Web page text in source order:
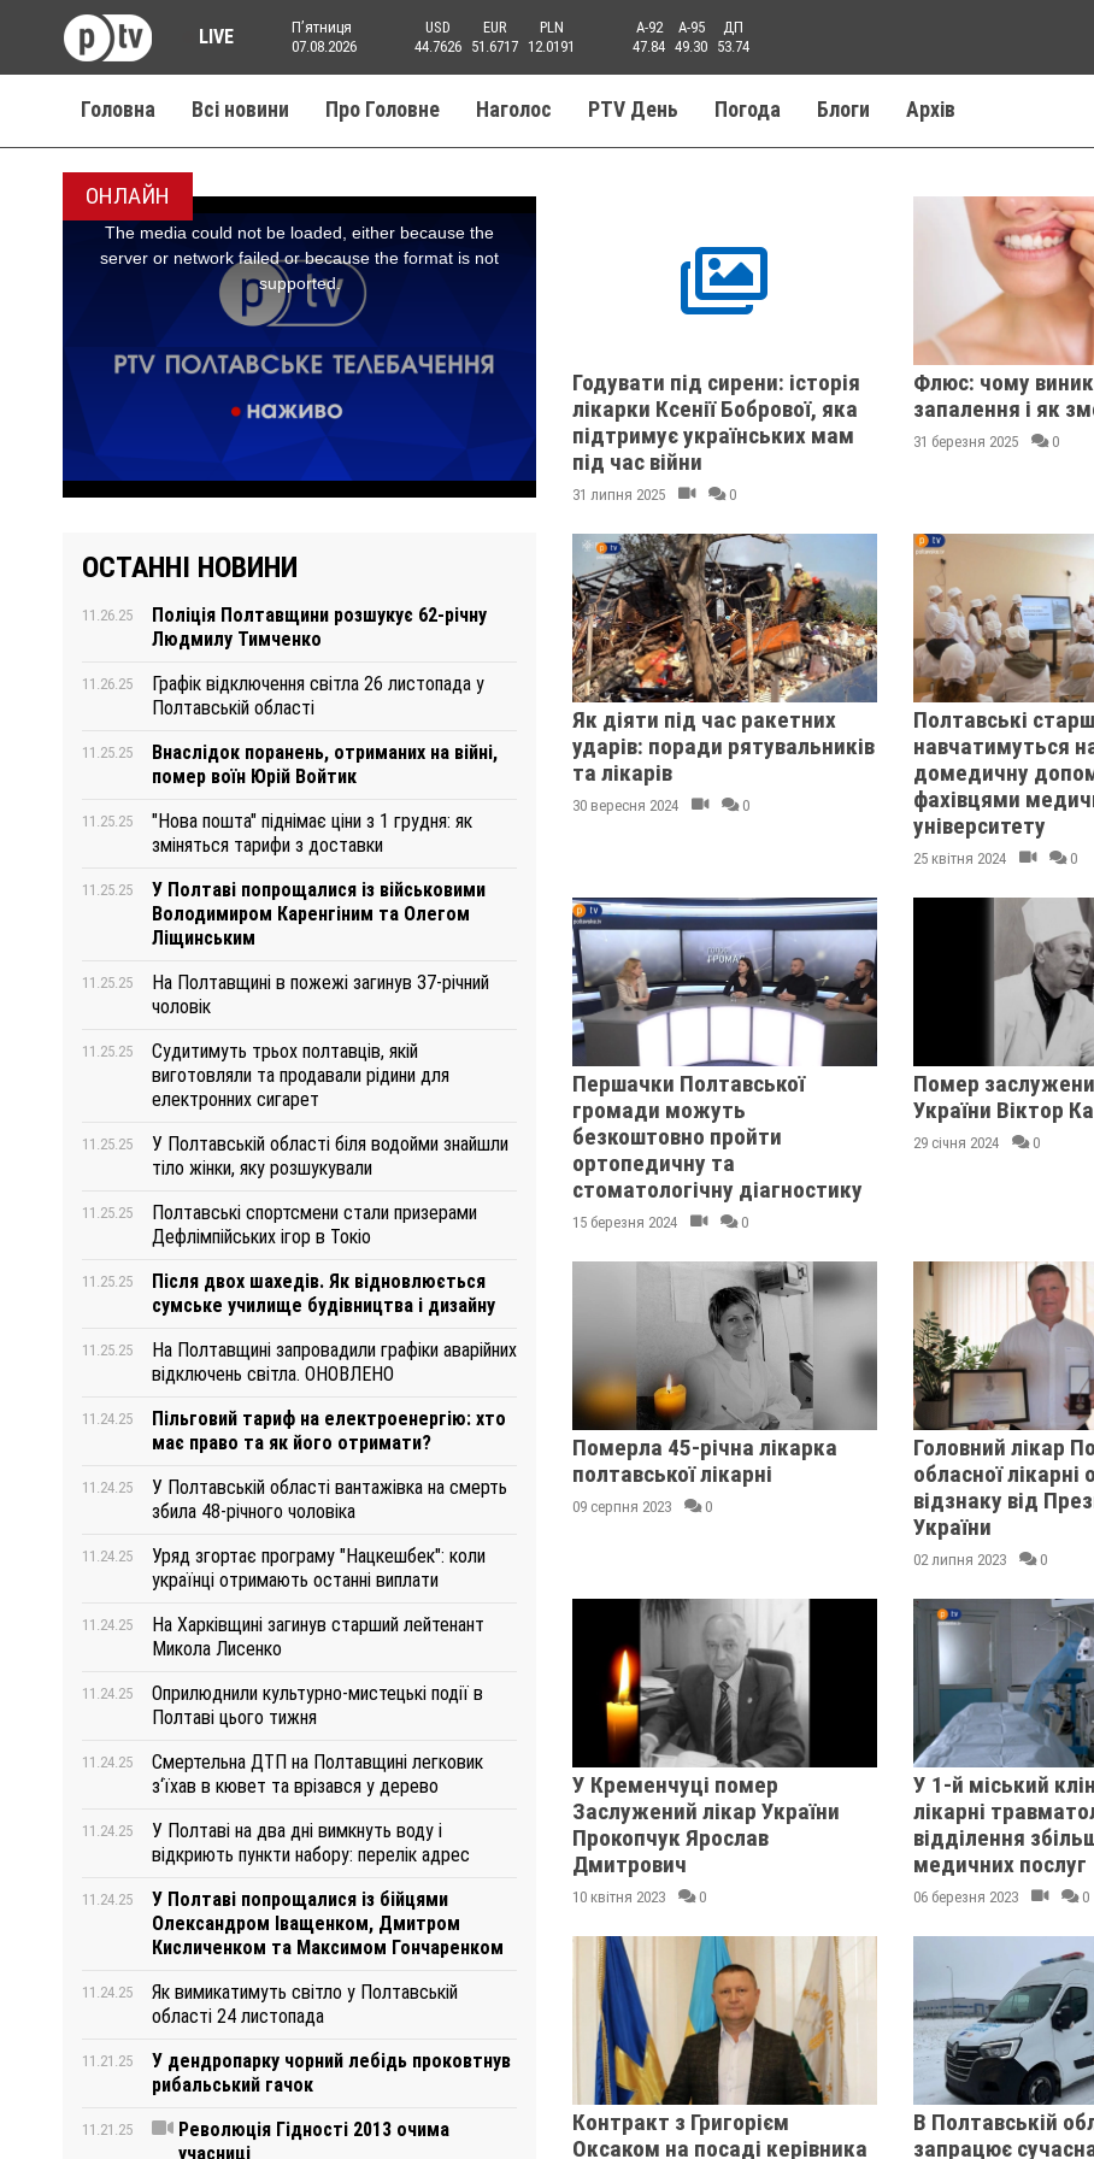
LIVE
Пʼятниця
07.08.2026
USD
44.7626
EUR
51.6717
PLN
12.0191
A-92
47.84
A-95
49.30
ДП
53.74
Головна Всі новини Про Головне Наголос PTV День Погода Блоги Aрхів
ОНЛАЙН
ОСТАННІ НОВИНИ
11.26.25
Поліція Полтавщини розшукує 62-річну
Людмилу Тимченко
11.26.25
Графік відключення світла 26 листопада у
Полтавській області
11.25.25
Внаслідок поранень, отриманих на війні,
помер воїн Юрій Войтик
11.25.25
"Нова пошта" піднімає ціни з 1 грудня: як
зміняться тарифи з доставки
11.25.25
У Полтаві попрощалися із військовими
Володимиром Каренгіним та Олегом
Ліщинським
11.25.25
На Полтавщині в пожежі загинув 37-річний
чоловік
11.25.25
Судитимуть трьох полтавців, якій
виготовляли та продавали рідини для
електронних сигарет
11.25.25
У Полтавській області біля водойми знайшли
тіло жінки, яку розшукували
11.25.25
Полтавські спортсмени стали призерами
Дефлімпійських ігор в Токіо
11.25.25
Після двох шахедів. Як відновлюється
сумське училище будівництва і дизайну
11.25.25
На Полтавщині запровадили графіки аварійних
відключень світла. ОНОВЛЕНО
11.24.25
Пільговий тариф на електроенергію: хто
має право та як його отримати?
11.24.25
У Полтавській області вантажівка на смерть
збила 48-річного чоловіка
11.24.25
Уряд згортає програму "Нацкешбек": коли
українці отримають останні виплати
11.24.25
На Харківщині загинув старший лейтенант
Микола Лисенко
11.24.25
Оприлюднили культурно-мистецькі події в
Полтаві цього тижня
11.24.25
Смертельна ДТП на Полтавщині легковик
з‘їхав в кювет та врізався у дерево
11.24.25
У Полтаві на два дні вимкнуть воду і
відкриють пункти набору: перелік адрес
11.24.25
У Полтаві попрощалися із бійцями
Олександром Іващенком, Дмитром
Кисличенком та Максимом Гончаренком
11.24.25
Як вимикатимуть світло у Полтавській
області 24 листопада
11.21.25
У дендропарку чорний лебідь проковтнув
рибальський гачок
11.21.25
Революція Гідності 2013 очима
учасниці
Годувати під сирени: історія
лікарки Ксенії Бобрової, яка
підтримує українських мам
під час війни
31 липня 2025 0
Флюс: чому
запалення і як
31 березня 2025 0
Як діяти під час ракетних
ударів: поради рятувальників
та лікарів
30 вересня 2024 0
Полтавські
навчатимуться
домедичну
фахівцями
університету
25 квітня 2024 0
Першачки Полтавської
громади можуть
безкоштовно пройти
ортопедичну та
стоматологічну діагностику
15 березня 2024 0
Помер
України Віктор
29 січня 2024 0
Померла 45-річна лікарка
полтавської лікарні
09 серпня 2023 0
Головний лікар
обласної лікарні
відзнаку від
України
02 липня 2023 0
У Кременчуці помер
Заслужений лікар України
Прокопчук Ярослав
Дмитрович
10 квітня 2023 0
У 1-й міський
лікарні
відділення
медичних послуг
06 березня 2023 0
Контракт з Григорієм
Оксаком на посаді керівника
В Полтавській
запрацює